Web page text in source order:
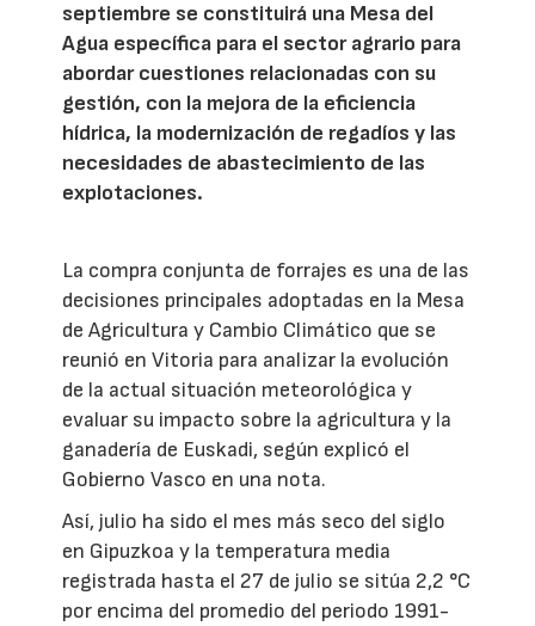
septiembre se constituirá una Mesa del
Agua específica para el sector agrario para
abordar cuestiones relacionadas con su
gestión, con la mejora de la eficiencia
hídrica, la modernización de regadíos y las
necesidades de abastecimiento de las
explotaciones.
La compra conjunta de forrajes es una de las
decisiones principales adoptadas en la Mesa
de Agricultura y Cambio Climático que se
reunió en Vitoria para analizar la evolución
de la actual situación meteorológica y
evaluar su impacto sobre la agricultura y la
ganadería de Euskadi, según explicó el
Gobierno Vasco en una nota.
Así, julio ha sido el mes más seco del siglo
en Gipuzkoa y la temperatura media
registrada hasta el 27 de julio se sitúa 2,2 °C
por encima del promedio del periodo 1991-